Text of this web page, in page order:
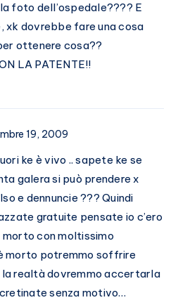
foto dell’ospedale???? E
xk dovrebbe fare una cosa
ottenere cosa??
LA PATENTE!!
19, 2009
ke è vivo .. sapete ke se
galera si può prendere x
e dennuncie ??? Quindi
gratuite pensate io c’ero
morto con moltissimo
morto potremmo soffrire
la realtà dovremmo accertarla
senza motivo…